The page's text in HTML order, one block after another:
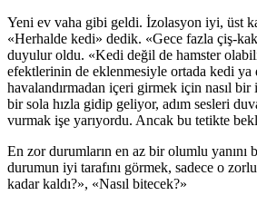
Yeni ev vaha gibi geldi. İzolasyon iyi, üst
«Herhalde kedi» dedik. «Gece fazla çiş-
duyulur oldu. «Kedi değil de hamster
efektlerinin de eklenmesiyle ortada kedi ya
havalandırmadan içeri girmek için nasıl bir
bir sola hızla gidip geliyor, adım sesleri
vurmak işe yarıyordu. Ancak bu tetikte
En zor durumların en az bir olumlu
durumun iyi tarafını görmek, sadece o
kadar kaldı?», «Nasıl bitecek?»